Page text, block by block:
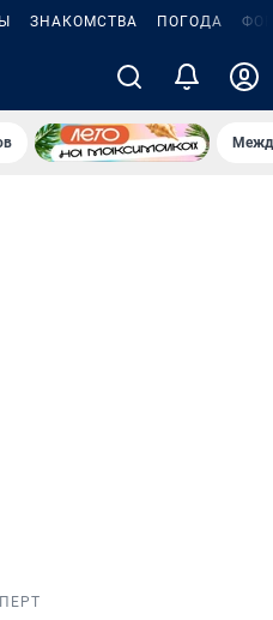
ЗНАКОМСТВА ПОГОДА